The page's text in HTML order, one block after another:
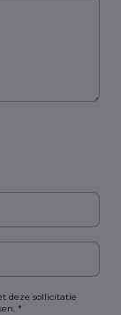
deze sollicitatie
*